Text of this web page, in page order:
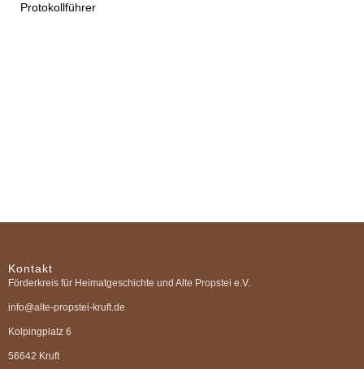
Protokollführer
Kontakt
Förderkreis für Heimatgeschichte und Alte Propstei e.V.
info@alte-propstei-kruft.de
Kolpingplatz 6
56642 Kruft